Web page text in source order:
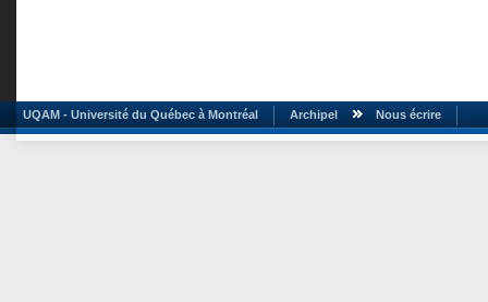
UQAM - Université du Québec à Montréal Archipel Nous écrire